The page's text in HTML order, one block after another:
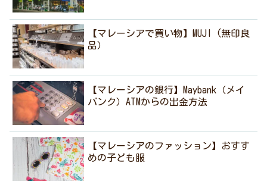
【マレーシアで買い物】MUJI (無印良
品）
【マレーシアの銀行】Maybank（メイ
バンク）ATMからの出金方法
【マレーシアのファッション】おすす
めの子ども服